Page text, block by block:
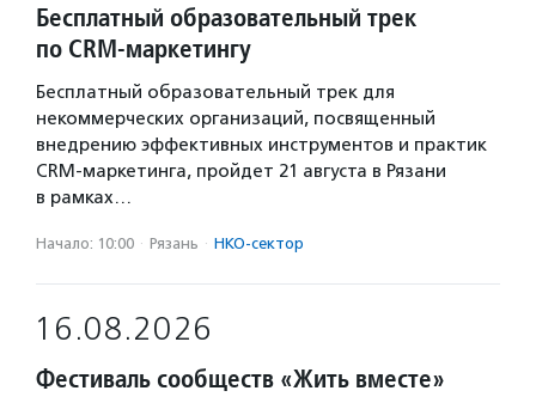
Бесплатный образовательный трек
по CRM-маркетингу
Бесплатный образовательный трек для
некоммерческих организаций, посвященный
внедрению эффективных инструментов и практик
CRM-маркетинга, пройдет 21 августа в Рязани
в рамках…
Начало: 10:00 · Рязань · НКО-сектор
16.08.2026
Фестиваль сообществ «Жить вместе»